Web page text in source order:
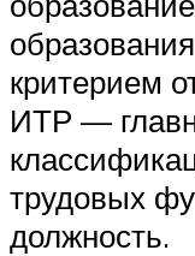
критерием
ИТР —
трудовых
должность.